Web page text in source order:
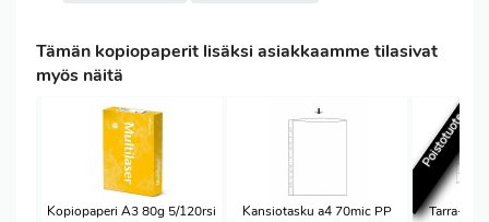
Tämän kopiopaperit lisäksi asiakkaamme tilasivat
myös näitä
Kopiopaperi A3 80g 5/120rsi
Kansiotasku a4 70mic PP
Poistotuote
Tarra-